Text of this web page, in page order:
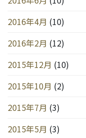
2016年4月 (10)
2016年2月 (12)
2015年12月 (10)
2015年10月 (2)
2015年7月 (3)
2015年5月 (3)